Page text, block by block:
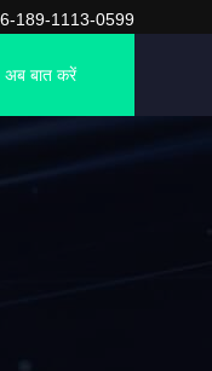
189-1113-0599
अब बात करें